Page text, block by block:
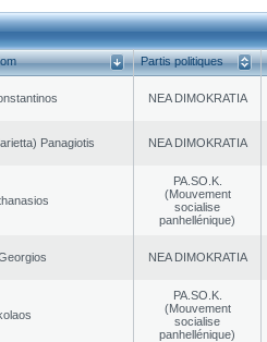
Partis politiques
NEA DΙMOKRATIA
Panagiotis NEA DΙMOKRATIA
PA.SO.K.
(Mouvement
socialise
panhellénique)
NEA DΙMOKRATIA
PA.SO.K.
(Mouvement
socialise
panhellénique)